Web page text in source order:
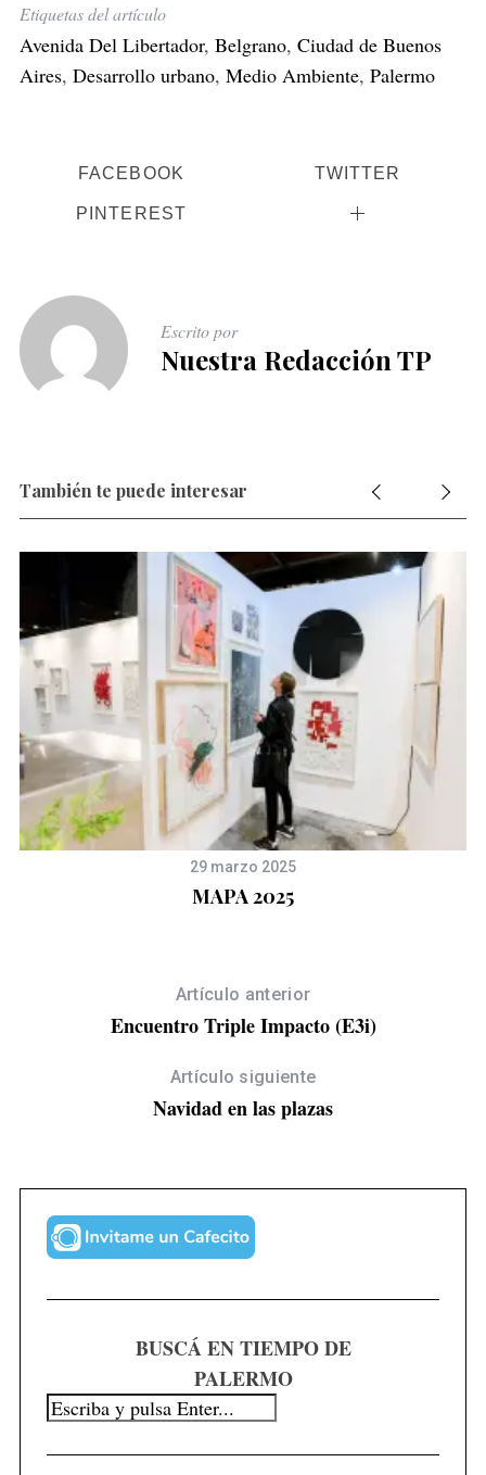
Etiquetas del artículo
Avenida Del Libertador, Belgrano, Ciudad de Buenos
Aires, Desarrollo urbano, Medio Ambiente, Palermo
FACEBOOK TWITTER
PINTEREST
Escrito por
Nuestra Redacción TP
También te puede interesar
29 marzo 2025
MAPA 2025
Artículo anterior
Encuentro Triple Impacto (E3i)
Artículo siguiente
Navidad en las plazas
BUSCÁ EN TIEMPO DE
PALERMO
S
f
r